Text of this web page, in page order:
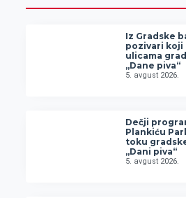
Iz Gradske
pozivari koji
ulicama
„Dane piva“
5. avgust 2026.
Dečji
Plankiću
toku
„Dani piva“
5. avgust 2026.